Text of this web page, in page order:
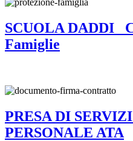
SCUOLA DADDI_
Famiglie
PRESA DI
PERSONALE ATA